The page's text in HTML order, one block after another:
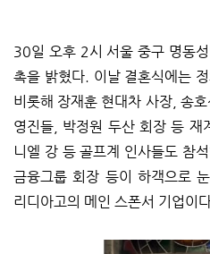
30일 오후 2시 서울 중구 명동
촉을 밝혔다. 이날 결혼식에는
비롯해 장재훈 현대차 사장, 송
영진들, 박정원 두산 회장 등 재
니엘 강 등 골프계 인사들도 참
금융그룹 회장 등이 하객으로
리디아고의 메인 스폰서 기업이